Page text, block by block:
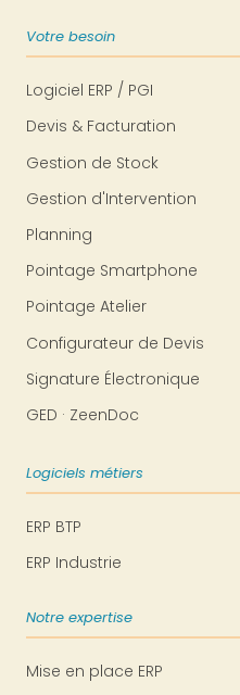
Votre besoin
Logiciel ERP / PGI
Devis & Facturation
Gestion de Stock
Gestion d'Intervention
Planning
Pointage Smartphone
Pointage Atelier
Configurateur de Devis
Signature Électronique
GED · ZeenDoc
Logiciels métiers
ERP BTP
ERP Industrie
Notre expertise
Mise en place ERP